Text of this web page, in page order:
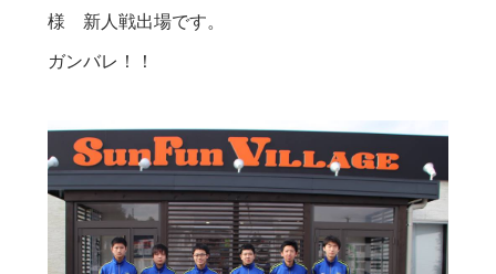
様 新人戦出場です。
ガンバレ！！